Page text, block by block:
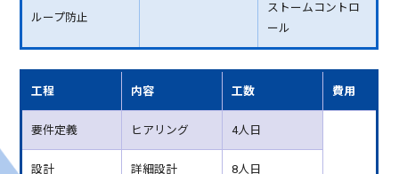
ループ防止
ストームコントロ
ール
工程 内容 工数 費用
要件定義 ヒアリング 4人日
設計 詳細設計 8人日